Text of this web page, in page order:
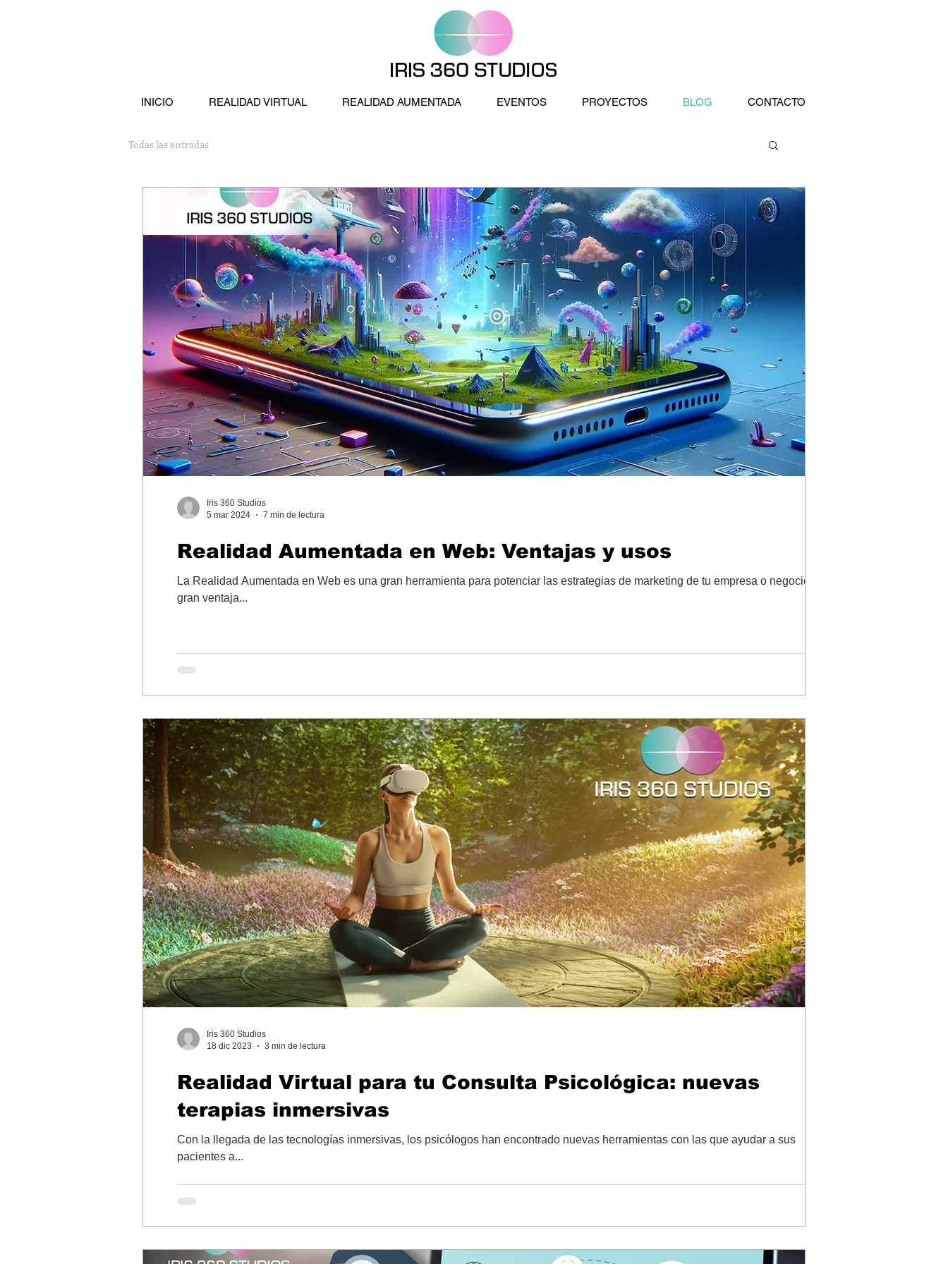
INICIO REALIDAD VIRTUAL REALIDAD AUMENTADA EVENTOS PROYECTOS BLOG CONTACTO
Todas las entradas
Realidad Aumentada en Web: Ventajas y usos
La Realidad Aumentada en Web es una gran herramienta para potenciar las estrategias de marketing de tu empresa o negocio. La
gran ventaja...
Iris 360 Studios
5 mar 2024
7 min de lectura
Realidad Virtual para tu Consulta Psicológica: nuevas
terapias inmersivas
Con la llegada de las tecnologías inmersivas, los psicólogos han encontrado nuevas herramientas con las que ayudar a sus
pacientes a...
Iris 360 Studios
18 dic 2023
3 min de lectura